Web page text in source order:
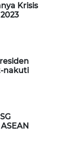
Krisis
nakuti